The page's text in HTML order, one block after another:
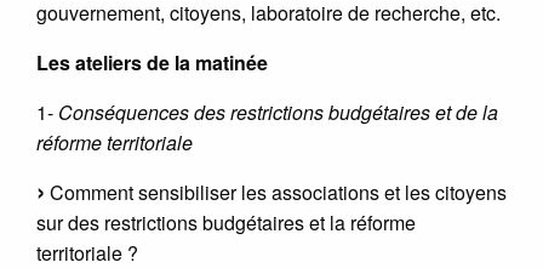
gouvernement, citoyens, laboratoire de recherche, etc.
Les ateliers de la matinée
1- Conséquences des restrictions budgétaires et de la
réforme territoriale
Comment sensibiliser les associations et les citoyens
sur des restrictions budgétaires et la réforme
territoriale ?